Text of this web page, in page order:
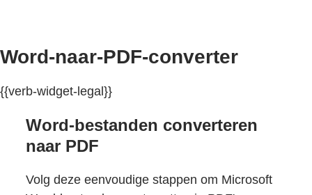
Word-naar-PDF-converter
{{verb-widget-legal}}
Word-bestanden converteren
naar PDF
Volg deze eenvoudige stappen om Microsoft